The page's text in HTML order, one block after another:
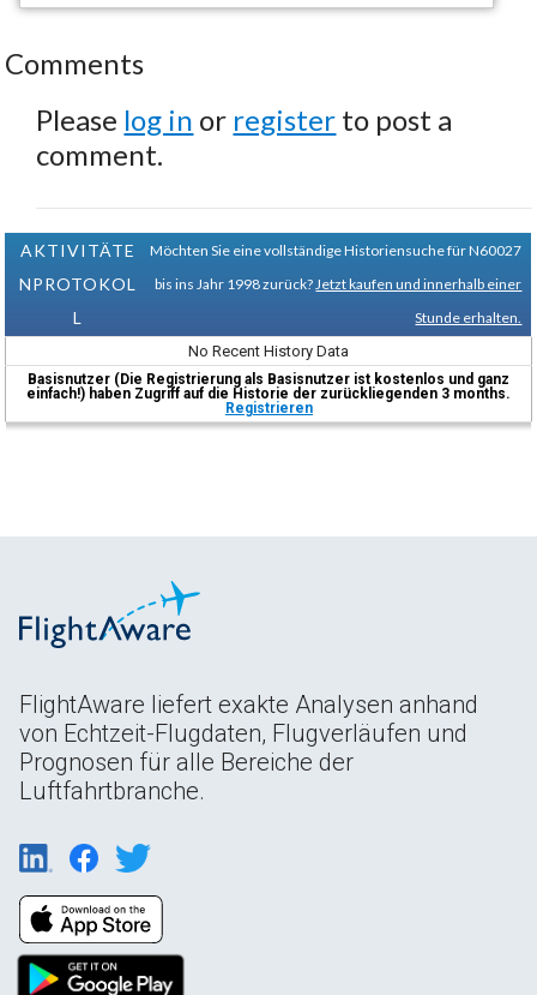
Comments
Please log in or register to post a
comment.
AKTIVITÄTE
NPROTOKOL
L
Möchten Sie eine vollständige Historiensuche für N60027
bis ins Jahr 1998 zurück? Jetzt kaufen und innerhalb einer
Stunde erhalten.
No Recent History Data
Basisnutzer (Die Registrierung als Basisnutzer ist kostenlos und ganz
einfach!) haben Zugriff auf die Historie der zurückliegenden 3 months.
Registrieren
FlightAware liefert exakte Analysen anhand
von Echtzeit-Flugdaten, Flugverläufen und
Prognosen für alle Bereiche der
Luftfahrtbranche.